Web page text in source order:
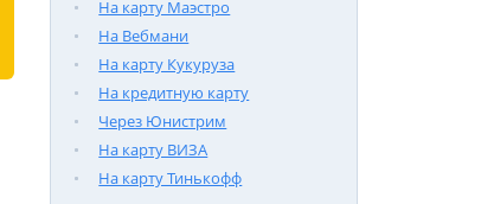
На карту Маэстро
На Вебмани
На карту Кукуруза
На кредитную карту
Через Юнистрим
На карту ВИЗА
На карту Тинькофф